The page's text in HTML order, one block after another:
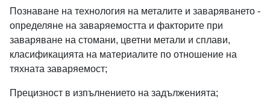
Познаване на технология на металите и заваряването -
определяне на заваряемостта и факторите при
заваряване на стомани, цветни метали и сплави,
класификацията на материалите по отношение на
тяхната заваряемост;
Прецизност в изпълнението на задълженията;